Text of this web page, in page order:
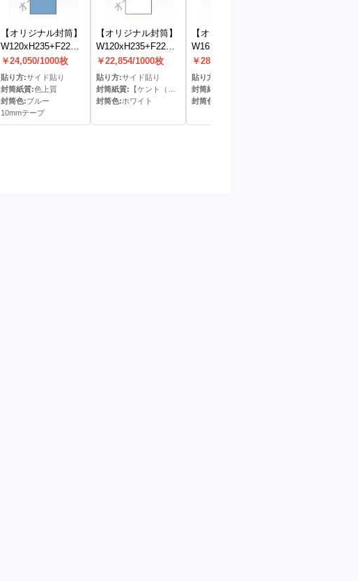
【オリジナル封筒】
W120xH235+F22封
筒(10mmテープ)(S
貼)
￥24,050/1000枚
貼り方:サイド貼り
封筒紙質:色上質
封筒色:ブルー
10mmテープ
【オリジナル封筒】
W120xH235+F22封
筒(なし)(S貼)
￥22,854/1000枚
貼り方:サイド貼り
封筒紙質: 【ケント（≒上質）】
封筒色:ホワイト
【オリジナル封筒】
W162xH229+F30封
筒(なし)(C貼)
￥28,774/1000枚
貼り方:
封筒紙質:
封筒色: